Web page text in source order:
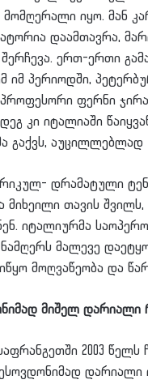
იყო. მან
დაამთავრა,
ერთ-ერთი
იმ პერიოდში,
ფერნი
კი იტალიაში
გაქვს,
დრამატული
თავის შვილს,
იტალიურმა
ნამღერს მალევე
მოღვაწეობა და
მიშელ დარიალი
2003 წელს
დარიალი